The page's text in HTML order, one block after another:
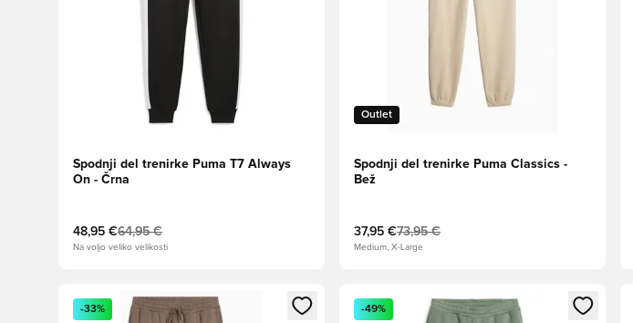
Spodnji del trenirke Puma T7 Always
On - Črna
48,95 €64,95 €
Na voljo veliko velikosti
Outlet
Spodnji del trenirke Puma Classics -
Bež
37,95 €73,95 €
Medium, X-Large
Odpre Modal za prijavo ali vpis kot član
-33%
Odpre Modal za prijavo ali vpis kot član
-49%